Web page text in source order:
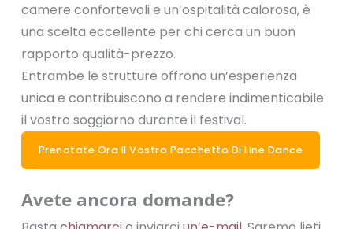
camere confortevoli e un’ospitalità calorosa, è
una scelta eccellente per chi cerca un buon
rapporto qualità-prezzo.
Entrambe le strutture offrono un’esperienza
unica e contribuiscono a rendere indimenticabile
il vostro soggiorno durante il festival.
Prenotate Ora Il Vostro Pacchetto Di Line Dance
Avete ancora domande?